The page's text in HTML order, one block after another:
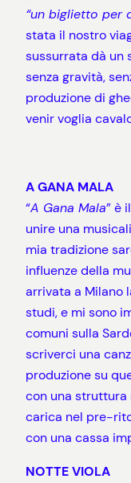
“un biglietto per
stata il nostro
sussurrata dà un
senza gravità,
produzione di
venir voglia
A GANA MALA
“A Gana Mala” è
unire una
mia tradizione
influenze della
arrivata a Milano
studi, e mi sono
comuni sulla
scriverci una
produzione su
con una struttura
carica nel pre-
con una cassa
NOTTE VIOLA